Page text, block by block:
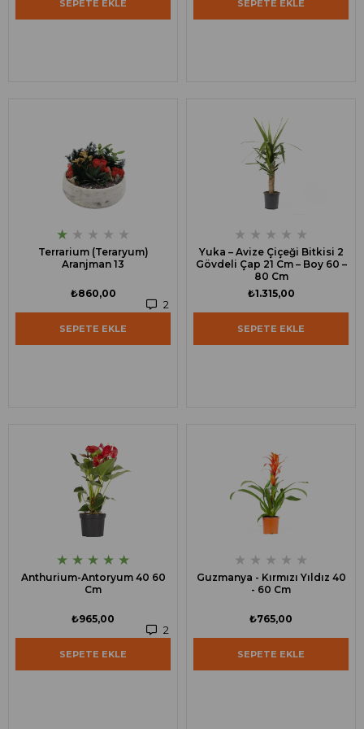
SEPETE EKLE SEPETE EKLE
★ ★ ★ ★ ★
Terrarium (Teraryum)
Aranjman 13
2
₺860,00
SEPETE EKLE
★ ★ ★ ★ ★
Yuka – Avize Çiçeği Bitkisi 2
Gövdeli Çap 21 Cm – Boy 60 –
80 Cm
₺1.315,00
SEPETE EKLE
★ ★ ★ ★ ★
Anthurium-Antoryum 40 60
Cm
2
₺965,00
SEPETE EKLE
★ ★ ★ ★ ★
Guzmanya - Kırmızı Yıldız 40
- 60 Cm
₺765,00
SEPETE EKLE